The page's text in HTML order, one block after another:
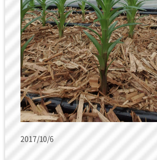
2017/10/6